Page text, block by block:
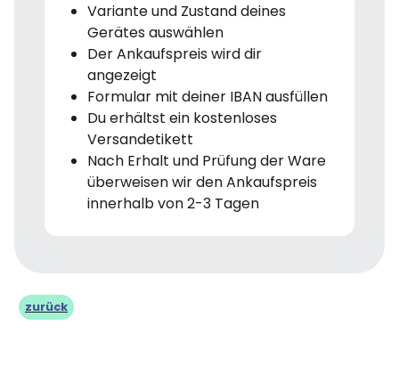
Variante und Zustand deines
Gerätes auswählen
Der Ankaufspreis wird dir
angezeigt
Formular mit deiner IBAN ausfüllen
Du erhältst ein kostenloses
Versandetikett
Nach Erhalt und Prüfung der Ware
überweisen wir den Ankaufspreis
innerhalb von 2-3 Tagen
zurück